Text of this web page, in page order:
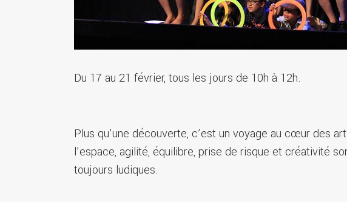
Du 17 au 21 février, tous les jours de 10h à 12h.
Plus qu’une découverte, c’est un voyage au cœur des
l’espace, agilité, équilibre, prise de risque et créativité
toujours ludiques.